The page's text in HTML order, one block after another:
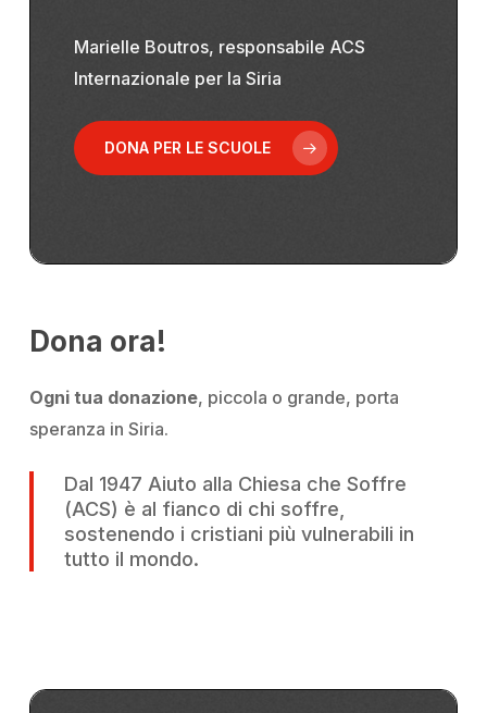
Marielle Boutros, responsabile ACS
Internazionale per la Siria
DONA PER LE SCUOLE
Dona ora!
Ogni tua donazione, piccola o grande, porta
speranza in Siria.
Dal 1947 Aiuto alla Chiesa che Soffre
(ACS) è al fianco di chi soffre,
sostenendo i cristiani più vulnerabili in
tutto il mondo.